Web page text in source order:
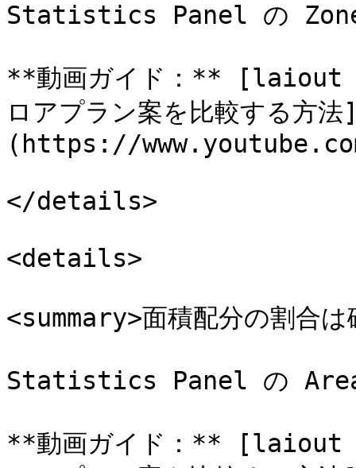
Statistics Panel の
**動画ガイド：** [laiout
ロアプラン案を比較する方
(https://
</details>
<details>
<summary>面積配分の割合
Statistics Panel の
**動画ガイド：** [laiout